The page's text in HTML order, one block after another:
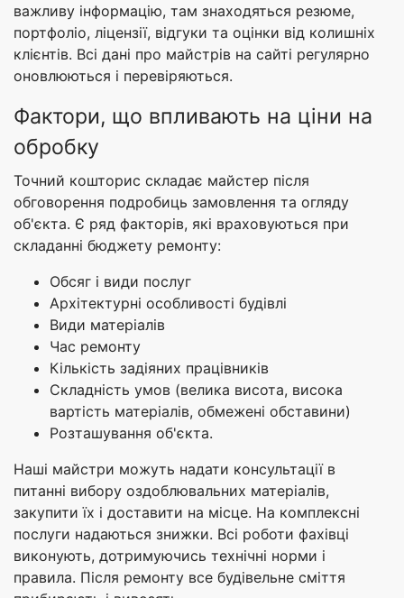
важливу інформацію, там знаходяться резюме,
портфоліо, ліцензії, відгуки та оцінки від колишніх
клієнтів. Всі дані про майстрів на сайті регулярно
оновлюються і перевіряються.
Фактори, що впливають на ціни на
обробку
Точний кошторис складає майстер після
обговорення подробиць замовлення та огляду
об'єкта. Є ряд факторів, які враховуються при
складанні бюджету ремонту:
Обсяг і види послуг
Архітектурні особливості будівлі
Види матеріалів
Час ремонту
Кількість задіяних працівників
Складність умов (велика висота, висока
вартість матеріалів, обмежені обставини)
Розташування об'єкта.
Наші майстри можуть надати консультації в
питанні вибору оздоблювальних матеріалів,
закупити їх і доставити на місце. На комплексні
послуги надаються знижки. Всі роботи фахівці
виконують, дотримуючись технічні норми і
правила. Після ремонту все будівельне сміття